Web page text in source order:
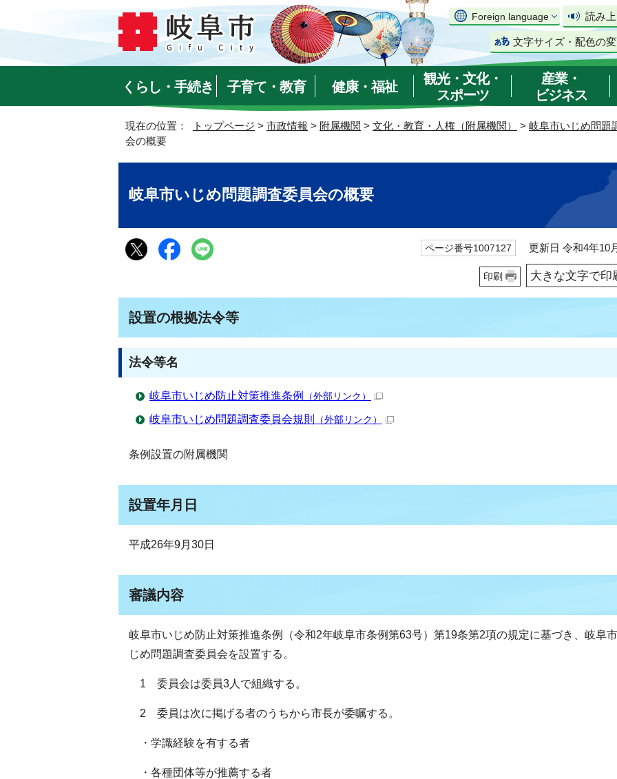
Foreign language 読み
文字サイズ・配色の
くらし・手続き 子育て・教育 健康・福祉
観光・文化・
スポーツ
産業・
ビジネス
現在の位置： トップページ > 市政情報 > 附属機関 > 文化・教育・人権（附属機関） > 岐阜市いじめ問題
会の概要
岐阜市いじめ問題調査委員会の概要
ページ番号1007127 更新日 令和4年10
印刷 大きな文字で印
設置の根拠法令等
法令等名
岐阜市いじめ防止対策推進条例 （外部リンク）
岐阜市いじめ問題調査委員会規則 （外部リンク）
条例設置の附属機関
設置年月日
平成26年9月30日
審議内容
岐阜市いじめ防止対策推進条例（令和2年岐阜市条例第63号）第19条第2項の規定に基づき、岐阜
じめ問題調査委員会を設置する。
1 委員会は委員3人で組織する。
2 委員は次に掲げる者のうちから市長が委嘱する。
・学識経験を有する者
・各種団体等が推薦する者